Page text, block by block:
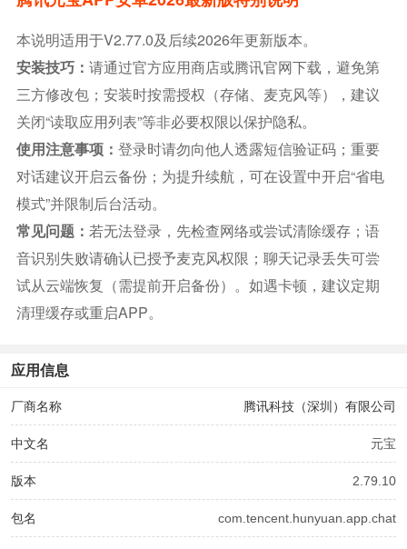
本说明适用于v2.77.0及后续2026年更新版本。
安装技巧： 请通过官方应用商店或腾讯官网下载，避免第
三方修改包；安装时按需授权（存储、麦克风等），建议
关闭“读取应用列表”等非必要权限以保护隐私。
使用注意事项： 登录时请勿向他人透露短信验证码；重要
对话建议开启云备份；为提升续航，可在设置中开启“省电
模式”并限制后台活动。
常见问题： 若无法登录，先检查网络或尝试清除缓存；语
音识别失败请确认已授予麦克风权限；聊天记录丢失可尝
试从云端恢复（需提前开启备份）。如遇卡顿，建议定期
清理缓存或重启APP。
应用信息
厂商名称 腾讯科技（深圳）有限公司
中文名 元宝
版本 2.79.10
包名 com.tencent.hunyuan.app.chat